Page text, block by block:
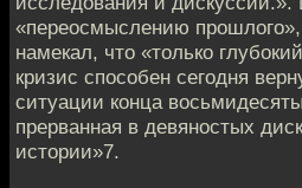
«переосмыслению прошлого»,
намекал, что «только
кризис способен сегодня
ситуации конца
прерванная в девяностых
истории»7.